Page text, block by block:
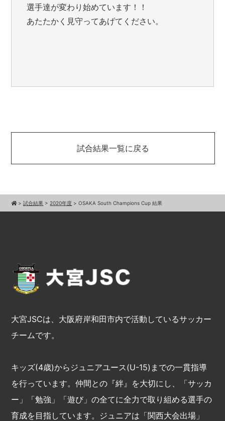
選手達が変わり始めています！！
あたたかく見守ってあげてください。
試合結果一覧に戻る
>試合結果 > 2020年度 >OSAKA South Champions Cup 結果
大宮JSCは、大阪府岸和田市内で活動しているサッカー
チームです。
キッズ(4歳)からジュニアユース(U-15)までの一貫指導
を行っています。仲間との『絆』を大切にし、「サッカ
ー」「勉強」「遊び」の全てに全力で取り組める選手の
育成を目指しています。ジュニアは「関西大会出場」